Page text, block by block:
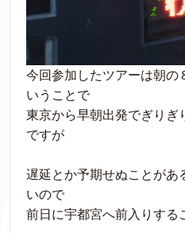
今回参加したツアーは朝の
いうことで
東京から早朝出発でぎりぎ
ですが
遅延とか予期せぬことがあ
いので
前日に宇都宮へ前入りする